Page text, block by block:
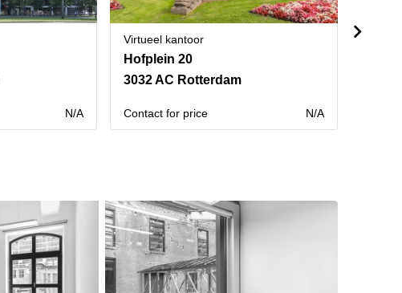
N/A
Virtueel kantoor
Hofplein 20
3032 AC Rotterdam
Contact for price N/A